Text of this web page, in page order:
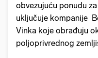
obvezujuću ponudu
uključuje kompanije
Vinka koje obrađuju
poljoprivrednog